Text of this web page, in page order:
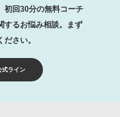
式ライン
初回30分の無料コーチ
するお悩み相談。まず
さい。